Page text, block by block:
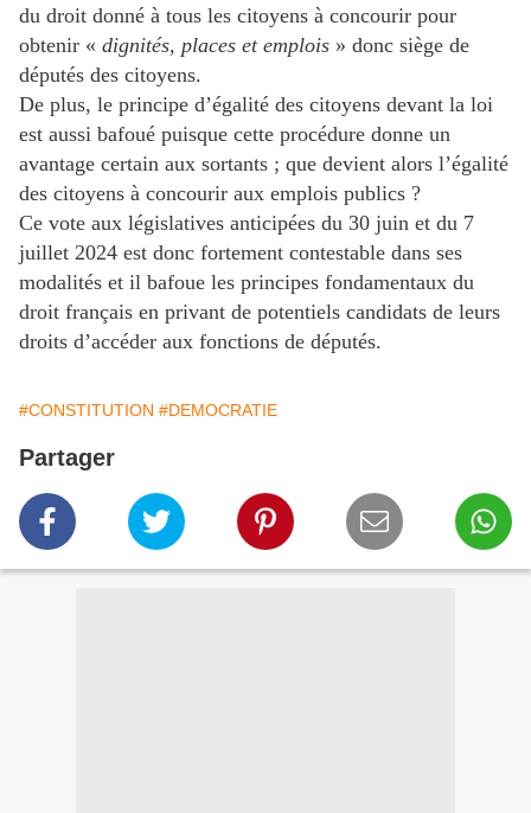
du droit donné à tous les citoyens à concourir pour
obtenir « dignités, places et emplois » donc siège de
députés des citoyens.
De plus, le principe d’égalité des citoyens devant la loi
est aussi bafoué puisque cette procédure donne un
avantage certain aux sortants ; que devient alors l’égalité
des citoyens à concourir aux emplois publics ?
Ce vote aux législatives anticipées du 30 juin et du 7
juillet 2024 est donc fortement contestable dans ses
modalités et il bafoue les principes fondamentaux du
droit français en privant de potentiels candidats de leurs
droits d’accéder aux fonctions de députés.
#CONSTITUTION #DEMOCRATIE
Partager